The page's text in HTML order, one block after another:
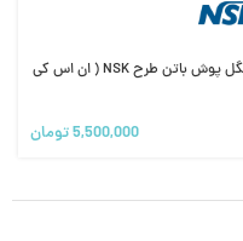
آنگل پوش باتن طرح NSK ( ان اس کی
5,500,000تومان